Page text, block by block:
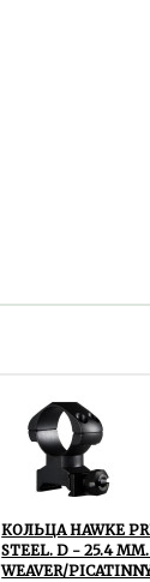
КОЛЬЦА HAWKE
STEEL. D - 25.4
WEAVER/